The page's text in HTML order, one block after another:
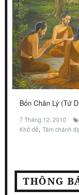
Bốn Chân Lý (Tứ
7 Tháng 12, 2010
Khổ đế, Tám chánh
THÔNG